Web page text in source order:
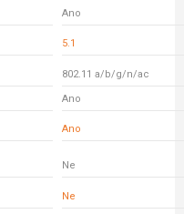
Ano
5.1
802.11 a/b/g/n/ac
Ano
Ano
Ne
Ne